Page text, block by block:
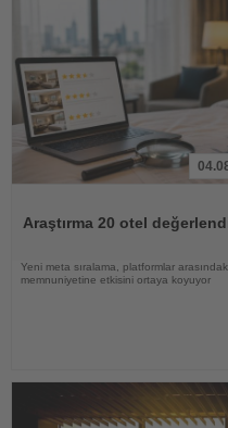
Araştırma 20 otel
Yeni meta sıralama, platformlar
memnuniyetine etkisini ortaya koyuyor